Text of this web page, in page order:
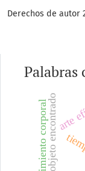
Derechos de autor
Palabras
objeto encontradoarte
movimiento corporal